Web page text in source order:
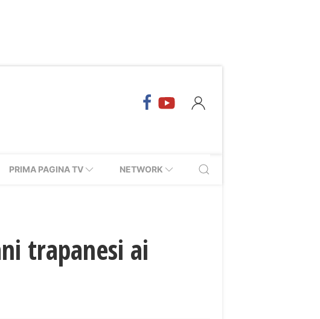
PRIMA PAGINA TV NETWORK
trapanesi ai